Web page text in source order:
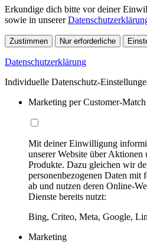
Erkundige dich bitte vor deiner
sowie in unserer
Zustimmen Nur erforderliche
Datenschutzerklärung
Individuelle Datenschutz-
Marketing per Customer-Match
Mit deiner Einwilligung
unserer Website über Aktionen
Produkte. Dazu gleichen wir
personenbezogenen Daten mit
ab und nutzen deren Online-
Dienste bereits nutzt:
Bing, Criteo, Meta, Google,
Marketing